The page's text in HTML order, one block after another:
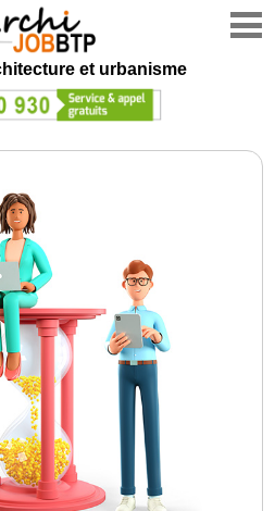
et urbanisme